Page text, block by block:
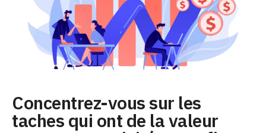
Concentrez-vous sur les
taches qui ont de la valeur